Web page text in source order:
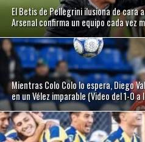
El Betis de Pellegrini ilusiona de cara
Arsenal confirma un equipo cada vez
Mientras Colo Colo lo espera, Diego
en un Vélez imparable (Video del 1-0